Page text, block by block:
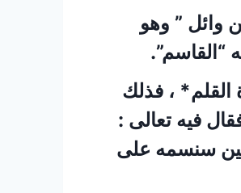
وائل ” وهو
“القاسم”.
، فذلك
فيه تعالى :
سنسمه على